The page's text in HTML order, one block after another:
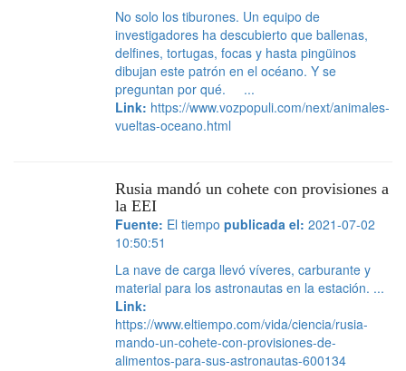
No solo los tiburones. Un equipo de
investigadores ha descubierto que ballenas,
delfines, tortugas, focas y hasta pingüinos
dibujan este patrón en el océano. Y se
preguntan por qué. ...
Link: https://www.vozpopuli.com/next/animales-
vueltas-oceano.html
Rusia mandó un cohete con provisiones a
la EEI
Fuente: El tiempo publicada el: 2021-07-02
10:50:51
La nave de carga llevó víveres, carburante y
material para los astronautas en la estación. ...
Link:
https://www.eltiempo.com/vida/ciencia/rusia-
mando-un-cohete-con-provisiones-de-
alimentos-para-sus-astronautas-600134